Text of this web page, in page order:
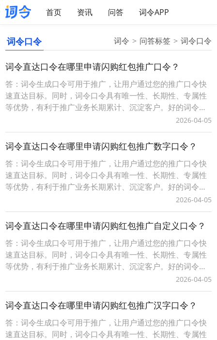
首页 资讯 问答 词令APP
词令口令 词令 问答标签 词令口令
词令直达口令在哪里申请闪购红包推广口令？
答：词令生成口令可用于推广，让用户通过您的推广口令快
速直达目标。同时，词令口令具有唯一性、长期性、专属性
等优势，有利于推广业务长期累计、沉淀客户。好的词令推
广口令（简单、易记、有含义）具有增值性、灵活性等优
势，可任意、随时更换口令打开的推广目标。词令生成口令
分为免费固定格式口令和付费自定义格式口令，不同的口令
有一定的差异性请以词令官方实际规则为准。一、自定义词
令
2026-04-05
词令直达口令在哪里申请闪购红包推广数字口令？
答：词令生成口令可用于推广，让用户通过您的推广口令快
速直达目标。同时，词令口令具有唯一性、长期性、专属性
等优势，有利于推广业务长期累计、沉淀客户。好的词令推
广口令（简单、易记、有含义）具有增值性、灵活性等优
势，可任意、随时更换口令打开的推广目标。词令生成口令
分为免费固定格式口令和付费自定义格式口令，不同的口令
有一定的差异性请以词令官方实际规则为准。一、自定义词
令
2026-04-05
词令直达口令在哪里申请闪购红包推广自定义口令？
答：词令生成口令可用于推广，让用户通过您的推广口令快
速直达目标。同时，词令口令具有唯一性、长期性、专属性
等优势，有利于推广业务长期累计、沉淀客户。好的词令推
广口令（简单、易记、有含义）具有增值性、灵活性等优
势，可任意、随时更换口令打开的推广目标。词令生成口令
分为免费固定格式口令和付费自定义格式口令，不同的口令
有一定的差异性请以词令官方实际规则为准。一、自定义词
令
2026-04-05
词令直达口令在哪里申请闪购红包推广汉字口令？
答：词令生成口令可用于推广，让用户通过您的推广口令快
速直达目标。同时，词令口令具有唯一性、长期性、专属性